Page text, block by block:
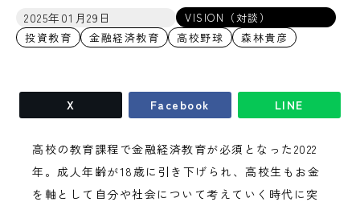
2025年01月29日
VISION（対談）
投資教育
金融経済教育 高校野球 森林貴彦
X Facebook LINE
高校の教育課程で金融経済教育が必須となった2022
年。成人年齢が18歳に引き下げられ、高校生もお金
を軸として自分や社会について考えていく時代に突